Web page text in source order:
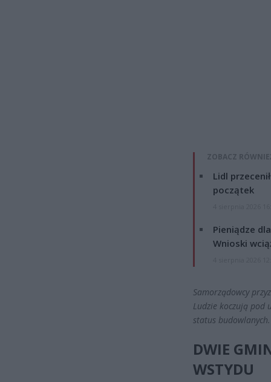
ZOBACZ
Lidl
początek
Pieniądze
Wnioski
Samorządowcy
Ludzie koczują pod
status
DWIE
WSTYDU